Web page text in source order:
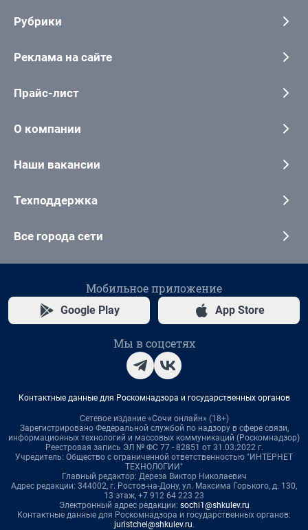
Рубрики
Реклама на сайте
Прайс-лист
О компании
Наши вакансии
Техподдержка
Все города сети
Мобильное приложение
Google Play App Store
Мы в соцсетях
Контактные данные для Роскомнадзора и государственных органов
Сетевое издание «Сочи онлайн» (18+)
Зарегистрировано Федеральной службой по надзору в сфере связи,
информационных технологий и массовых коммуникаций (Роскомнадзор)
Реестровая запись ЭЛ № ФС 77 - 82851 от 31.03.2022 г.
Учредитель: Общество с ограниченной ответственностью "ИНТЕРНЕТ
ТЕХНОЛОГИИ"
Главный редактор: Дереза Виктор Николаевич
Адрес редакции: 344002, г. Ростов-на-Дону, ул. Максима Горького, д. 130,
13 этаж, +7 912 64 223 23
Электронный адрес редакции: sochi1@shkulev.ru
Контактные данные для Роскомнадзора и государственных органов:
juristchel@shkulev.ru.